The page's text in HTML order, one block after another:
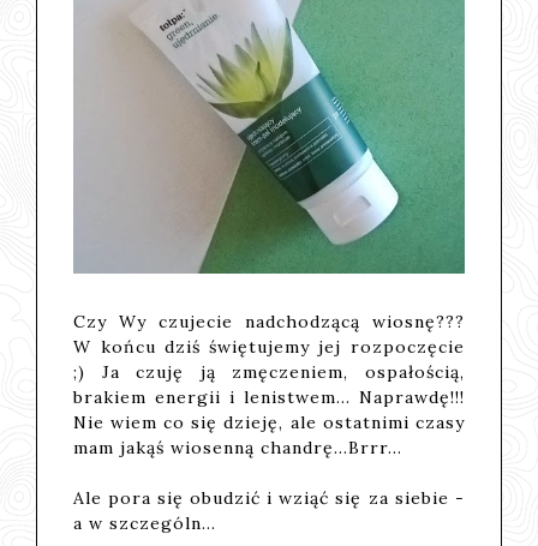
Czy Wy czujecie nadchodzącą wiosnę???
W końcu dziś świętujemy jej rozpoczęcie
;) Ja czuję ją zmęczeniem, ospałością,
brakiem energii i lenistwem... Naprawdę!!!
Nie wiem co się dzieję, ale ostatnimi czasy
mam jakąś wiosenną chandrę...Brrr...
Ale pora się obudzić i wziąć się za siebie -
a w szczególn…